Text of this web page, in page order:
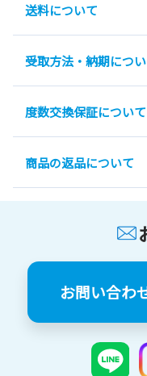
送料について
受取方法・納期につ
度数交換保証について
商品の返品について
お問い合わ